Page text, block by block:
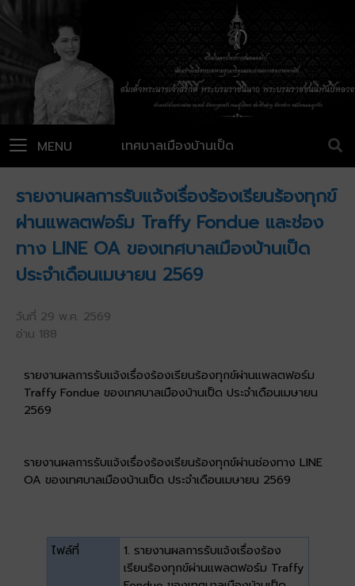
เทศบาลเมืองบ้านเป็ด
MENU
รายงานผลการรับแจ้งเรื่องร้องเรียนร้องทุกข์
ผ่านแพลตฟอร์ม Traffy Fondue และช่อง
ทาง LINE OA ของเทศบาลเมืองบ้านเป็ด
ประจำเดือนเมษายน 2569
วันที่ 29 พ.ค. 2569
อ่าน 188
รายงานผลการรับแจ้งเรื่องร้องเรียนร้องทุกข์ผ่านแพลตฟอร์ม
Traffy Fondue ของเทศบาลเมืองบ้านเป็ด ประจำเดือนเมษายน
2569
รายงานผลการรับแจ้งเรื่องร้องเรียนร้องทุกข์ผ่านช่องทาง LINE
OA ของเทศบาลเมืองบ้านเป็ด ประจำเดือนเมษายน 2569
ไฟล์ที่
1. รายงานผลการรับแจ้งเรื่องร้อง
เรียนร้องทุกข์ผ่านแพลตฟอร์ม Traffy